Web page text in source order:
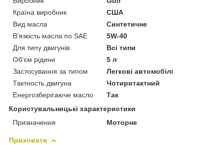
Країна виробник
США
Вид масла
Синтетичне
В'язкість масла по SAE
5W-40
Для типу двигунів
Всі типи
Об'єм рідини
5 л
Застосування за типом
Легкові автомобілі
Тактность двигуна
Чотиритактний
Енергозберігаюче масло
Так
Користувальницькі характеристики
Призначення
Моторне
Приховати